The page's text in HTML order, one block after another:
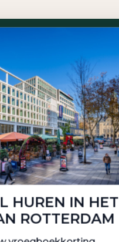
BIJ
MEER WETEN
HUREN IN HET
ROTTERDAM